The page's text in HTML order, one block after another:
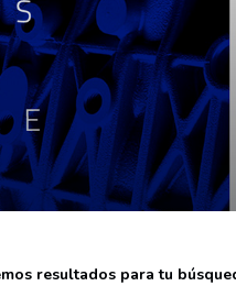
resultados para tu